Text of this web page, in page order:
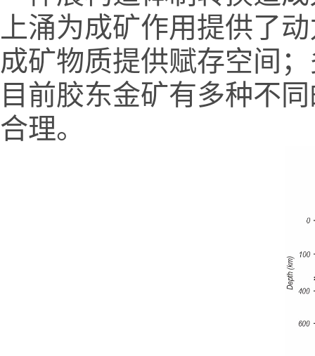
上涌为成矿作用提供了
成矿物质提供赋存空间
目前胶东金矿有多种不
合理。